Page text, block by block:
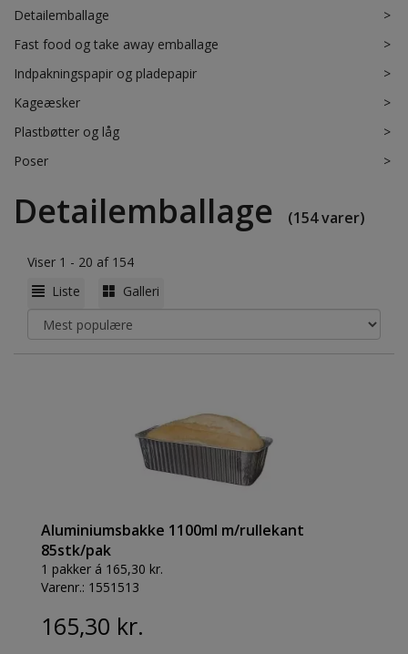
>
Detailemballage
>
Fast food og take away emballage
>
Indpakningspapir og pladepapir
>
Kageæsker
>
Plastbøtter og låg
>
Poser
Detailemballage (154 varer)
Viser 1 - 20 af 154
Liste
Galleri
Aluminiumsbakke 1100ml m/rullekant
85stk/pak
1 pakker á 165,30 kr.
Varenr.: 1551513
165,30 kr.